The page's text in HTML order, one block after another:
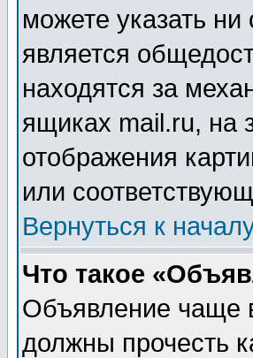
можете указать
является
находятся за
ящиках mail.ru, на
отображения
или
Вернуться к
Что такое
Объявление чаще
должны прочесть